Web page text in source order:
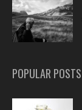
POPULAR POSTS